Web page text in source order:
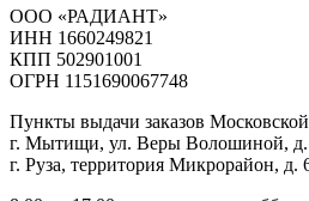
ООО «РАДИАНТ»
ИНН 1660249821
КПП 502901001
ОГРН 1151690067748
Пункты выдачи заказов
г. Мытищи, ул. Веры Волошиной, д.
г. Руза, территория Микрорайон, д.